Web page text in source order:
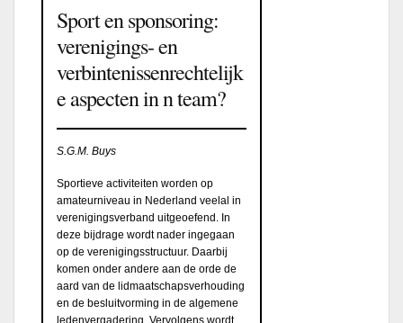
Sport en sponsoring:
verenigings- en
verbintenissenrechtelijk
e aspecten in n team?
S.G.M. Buys
Sportieve activiteiten worden op
amateurniveau in Nederland veelal in
verenigingsverband uitgeoefend. In
deze bijdrage wordt nader ingegaan
op de verenigingsstructuur. Daarbij
komen onder andere aan de orde de
aard van de lidmaatschapsverhouding
en de besluitvorming in de algemene
ledenvergadering. Vervolgens wordt